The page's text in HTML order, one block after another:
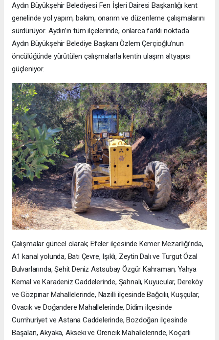
Aydın Büyükşehir Belediyesi Fen İşleri Dairesi Başkanlığı kent
genelinde yol yapım, bakım, onarım ve düzenleme çalışmalarını
sürdürüyor. Aydın’ın tüm ilçelerinde, onlarca farklı noktada
Aydın Büyükşehir Belediye Başkanı Özlem Çerçioğlu’nun
öncülüğünde yürütülen çalışmalarla kentin ulaşım altyapısı
güçleniyor.
Çalışmalar güncel olarak; Efeler ilçesinde Kemer Mezarlığı’nda,
A1 kanal yolunda, Batı Çevre, Işıklı, Zeytin Dalı ve Turgut Özal
Bulvarlarında, Şehit Deniz Astsubay Özgür Kahraman, Yahya
Kemal ve Karadeniz Caddelerinde, Şahnalı, Kuyucular, Dereköy
ve Gözpınar Mahallelerinde, Nazilli ilçesinde Bağcılıı, Kuşçular,
Ovacık ve Doğandere Mahallelerinde, Didim ilçesinde
Cumhuriyet ve Astana Caddelerinde, Bozdoğan ilçesinde
Başalan, Akyaka, Akseki ve Örencik Mahallelerinde, Koçarlı